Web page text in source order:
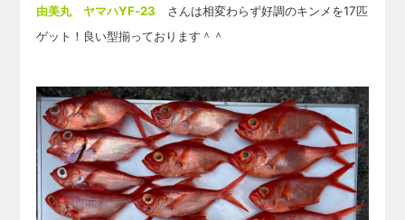
由美丸 ヤマハYF-23 さんは相変わらず好調のキンメを17匹
ゲット！良い型揃っております＾＾